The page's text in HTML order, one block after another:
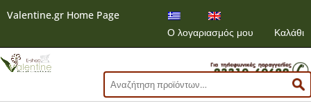
Valentine.gr Home Page
Ο λογαριασμός μου
Καλάθι
Αναζήτηση
για: